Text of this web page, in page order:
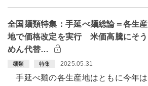
全国麺類特集：手延べ麺総論＝各生産
地で価格改定を実行 米価高騰にそう
めん代替…
麺類 特集 2025.05.31
手延べ麺の各生産地はともに今年は